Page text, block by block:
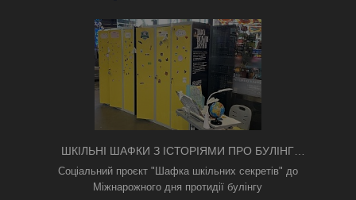
ШКІЛЬНІ ШАФКИ З ІСТОРІЯМИ ПРО БУЛІНГ
З'ЯВИЛИСЯ В КИЄВІ
Соціальний проєкт "Шафка шкільних секретів" до
Міжнарожного дня протидії булінгу